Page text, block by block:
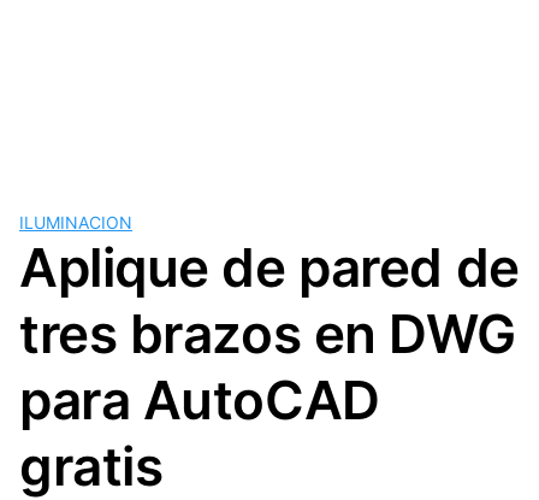
ILUMINACION
Aplique de pared de
tres brazos en DWG
para AutoCAD
gratis